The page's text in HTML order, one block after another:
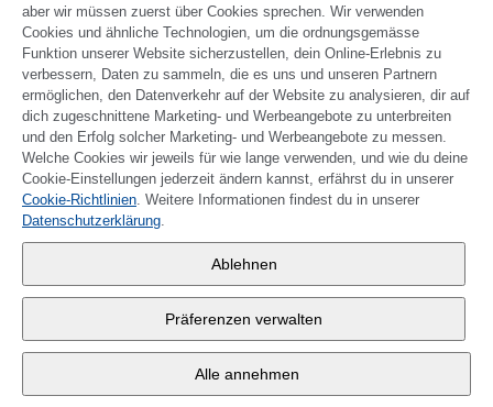
aber wir müssen zuerst über Cookies sprechen. Wir verwenden
Cookies und ähnliche Technologien, um die ordnungsgemässe
Funktion unserer Website sicherzustellen, dein Online-Erlebnis zu
verbessern, Daten zu sammeln, die es uns und unseren Partnern
ermöglichen, den Datenverkehr auf der Website zu analysieren, dir auf
dich zugeschnittene Marketing- und Werbeangebote zu unterbreiten
und den Erfolg solcher Marketing- und Werbeangebote zu messen.
Welche Cookies wir jeweils für wie lange verwenden, und wie du deine
Cookie-Einstellungen jederzeit ändern kannst, erfährst du in unserer
Cookie-Richtlinien. Weitere Informationen findest du in unserer
Datenschutzerklärung.
Ablehnen
Präferenzen verwalten
Alle annehmen